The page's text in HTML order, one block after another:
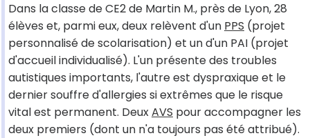
Dans la classe de CE2 de Martin M., près de Lyon, 28
élèves et, parmi eux, deux relèvent d'un PPS (projet
personnalisé de scolarisation) et un d'un PAI (projet
d'accueil individualisé). L'un présente des troubles
autistiques importants, l'autre est dyspraxique et le
dernier souffre d'allergies si extrêmes que le risque
vital est permanent. DeuxAVS pour accompagner les
deux premiers (dont un n'a toujours pas été attribué).